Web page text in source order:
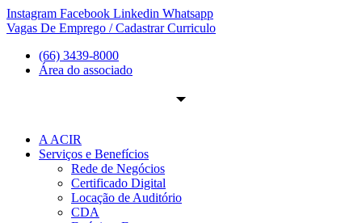
Ir
para
conteúdo
Instagram Facebook Linkedin Whatsapp
Vagas De Emprego / Cadastrar Curriculo
(66) 3439-8000
Área do associado
A ACIR
Serviços e Benefícios
Rede de Negócios
Certificado Digital
Locação de Auditório
CDA